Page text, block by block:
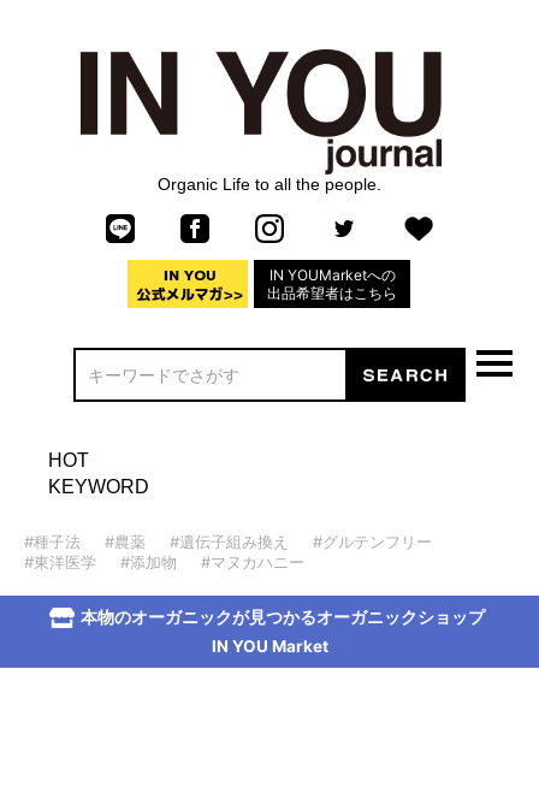
Organic Life to all the people.
IN YOUMarketへの
出品希望者はこちら
HOT
KEYWORD
#種子法 #農薬 #遺伝子組み換え
#グルテンフリー
#東洋医学
#添加物 #マヌカハニー
本物のオーガニックが見つかるオーガニックショップ
IN YOU Market